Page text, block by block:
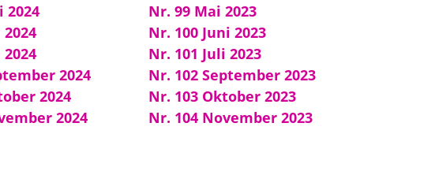
2024
2024
2024
2024
Nr. 99 Mai 2023
Nr. 100 Juni 2023
Nr. 101 Juli 2023
Nr. 102 September 2023
Nr. 103 Oktober 2023
Nr. 104 November 2023